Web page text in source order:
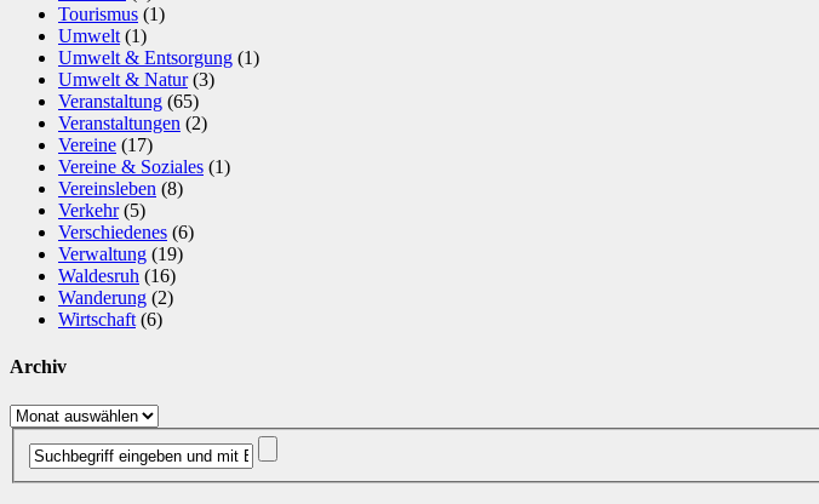
Tourismus (1)
Umwelt (1)
Umwelt & Entsorgung (1)
Umwelt & Natur(3)
Veranstaltung (65)
Veranstaltungen (2)
Vereine (17)
Vereine & Soziales (1)
Vereinsleben (8)
Verkehr(5)
Verschiedenes (6)
Verwaltung (19)
Waldesruh (16)
Wanderung (2)
Wirtschaft (6)
Archiv
Archiv